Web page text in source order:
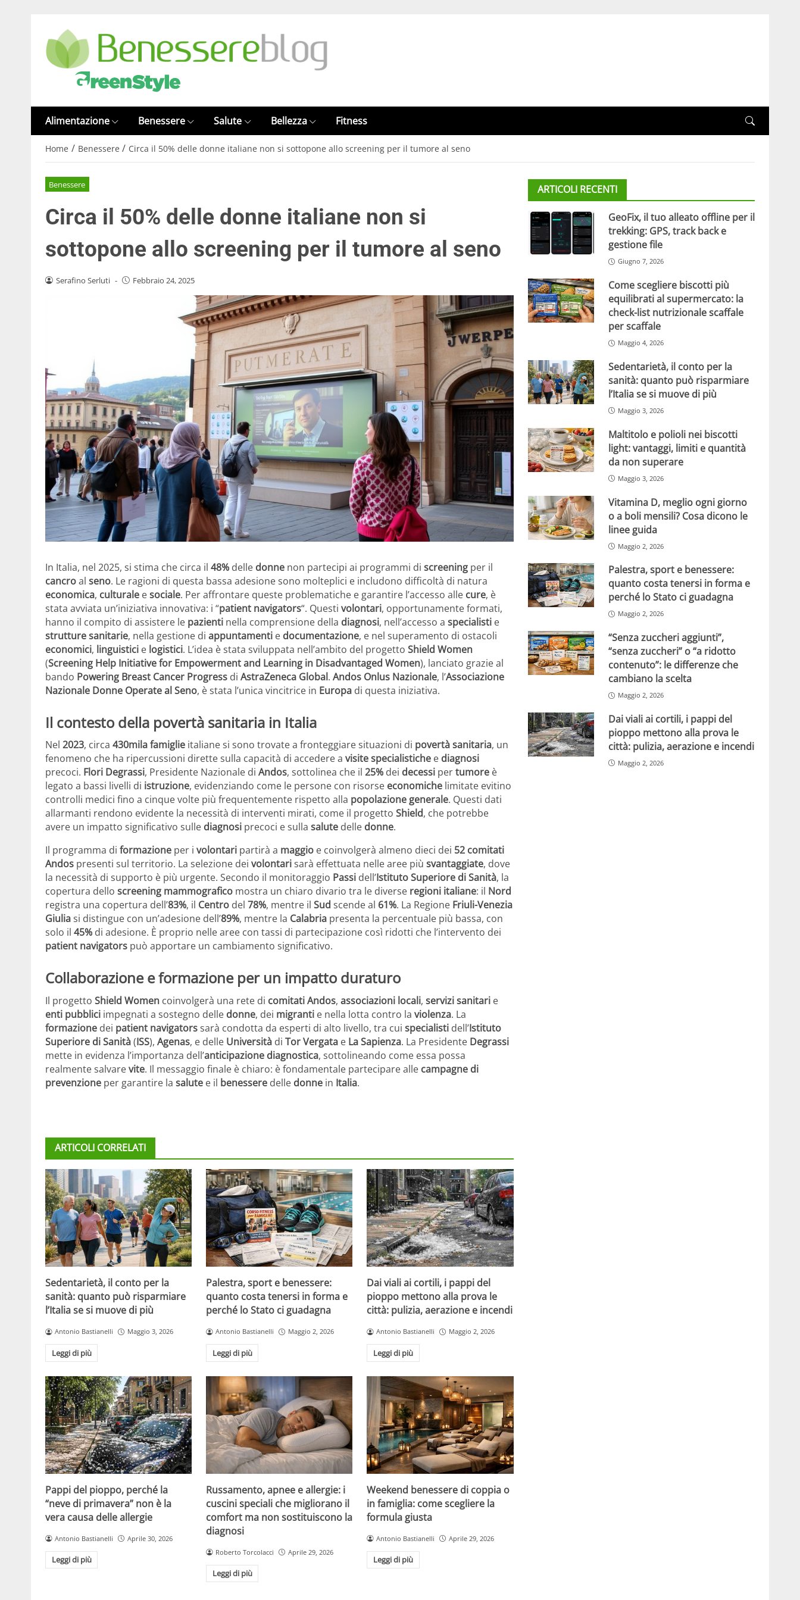
Alimentazione Benessere Salute Bellezza Fitness
Home / Benessere / Circa il 50% delle donne italiane non si sottopone allo screening per il tumore al seno
Benessere
Circa il 50% delle donne italiane non si
sottopone allo screening per il tumore al seno
Serafino Serluti - Febbraio 24, 2025
In Italia, nel 2025, si stima che circa il 48% delle donne non partecipi ai programmi di screening per il
cancroal seno. Le ragioni di questa bassa adesione sono molteplici e includono difficoltà di natura
economica, culturale esociale. Per affrontare queste problematiche e garantire l’accesso alle cure, è
stata avviata un’iniziativa innovativa: i “patient navigators“. Questi volontari, opportunamente formati,
hanno il compito di assistere le pazienti nella comprensione della diagnosi, nell’accesso a specialisti e
strutture sanitarie, nella gestione di appuntamenti e documentazione, e nel superamento di ostacoli
economici, linguistici e logistici. L’idea è stata sviluppata nell’ambito del progetto Shield Women
(Screening Help Initiative for Empowerment and Learning in Disadvantaged Women), lanciato grazie al
bando Powering Breast Cancer Progress di AstraZeneca Global. Andos Onlus Nazionale, l’Associazione
Nazionale Donne Operate al Seno, è stata l’unica vincitrice in Europa di questa iniziativa.
Il contesto della povertà sanitaria in Italia
Nel 2023, circa 430milafamiglie italiane si sono trovate a fronteggiare situazioni di povertà sanitaria, un
fenomeno che ha ripercussioni dirette sulla capacità di accedere a visite specialistiche e diagnosi
precoci. Flori Degrassi, Presidente Nazionale di Andos, sottolinea che il 25% dei decessi pertumore è
legato a bassi livelli di istruzione, evidenziando come le persone con risorse economiche limitate evitino
controlli medici fino a cinque volte più frequentemente rispetto alla popolazione generale. Questi dati
allarmanti rendono evidente la necessità di interventi mirati, come il progetto Shield, che potrebbe
avere un impatto significativo sulle diagnosi precoci e sulla salute delle donne.
Il programma di formazione per i volontari partirà a maggio e coinvolgerà almeno dieci dei 52 comitati
Andos presenti sul territorio. La selezione dei volontarisarà effettuata nelle aree più svantaggiate, dove
la necessità di supporto è più urgente. Secondo il monitoraggio Passi dell’Istituto Superiore di Sanità, la
copertura dello screening mammografico mostra un chiaro divario tra le diverse regioni italiane: il Nord
registra una copertura dell’83%, il Centro del 78%, mentre il Sud scende al 61%. La Regione Friuli-Venezia
Giuliasi distingue con un’adesione dell’89%, mentre la Calabria presenta la percentuale più bassa, con
solo il 45% di adesione. È proprio nelle aree con tassi di partecipazione così ridotti che l’intervento dei
patient navigators può apportare un cambiamento significativo.
Collaborazione e formazione per un impatto duraturo
Il progetto Shield Women coinvolgerà una rete di comitati Andos, associazioni locali, servizi sanitari e
enti pubblici impegnati a sostegno delle donne, dei migranti e nella lotta contro la violenza. La
formazione dei patient navigatorssarà condotta da esperti di alto livello, tra cui specialisti dell’Istituto
Superiore di Sanità(ISS), Agenas, e delle Università di Tor Vergata e La Sapienza. La Presidente Degrassi
mette in evidenza l’importanza dell’anticipazione diagnostica, sottolineando come essa possa
realmente salvarevite. Il messaggio finale è chiaro: è fondamentale partecipare alle campagne di
prevenzione per garantire la salute e il benessere delle donne in Italia.
ARTICOLI CORRELATI
Sedentarietà, il conto per la
sanità: quanto può risparmiare
l’Italia se si muove di più
Antonio Bastianelli Maggio 3, 2026
Leggi di più
Palestra, sport e benessere:
quanto costa tenersi in forma e
perché lo Stato ci guadagna
Antonio Bastianelli Maggio 2, 2026
Leggi di più
Dai viali ai cortili, i pappi del
pioppo mettono alla prova le
città: pulizia, aerazione e incendi
Antonio Bastianelli Maggio 2, 2026
Leggi di più
Pappi del pioppo, perché la
“neve di primavera” non è la
vera causa delle allergie
Antonio Bastianelli Aprile 30, 2026
Leggi di più
Russamento, apnee e allergie: i
cuscini speciali che migliorano il
comfort ma non sostituiscono la
diagnosi
Roberto Torcolacci Aprile 29, 2026
Leggi di più
Weekend benessere di coppia o
in famiglia: come scegliere la
formula giusta
Antonio Bastianelli Aprile 29, 2026
Leggi di più
ARTICOLI RECENTI
GeoFix, il tuo alleato offline per il
trekking: GPS, track back e
gestione file
Giugno 7, 2026
Come scegliere biscotti più
equilibrati al supermercato: la
check-list nutrizionale scaffale
per scaffale
Maggio 4, 2026
Sedentarietà, il conto per la
sanità: quanto può risparmiare
l’Italia se si muove di più
Maggio 3, 2026
Maltitolo e polioli nei biscotti
light: vantaggi, limiti e quantità
da non superare
Maggio 3, 2026
Vitamina D, meglio ogni giorno
o a boli mensili? Cosa dicono le
linee guida
Maggio 2, 2026
Palestra, sport e benessere:
quanto costa tenersi in forma e
perché lo Stato ci guadagna
Maggio 2, 2026
“Senza zuccheri aggiunti”,
“senza zuccheri” o “a ridotto
contenuto”: le differenze che
cambiano la scelta
Maggio 2, 2026
Dai viali ai cortili, i pappi del
pioppo mettono alla prova le
città: pulizia, aerazione e incendi
Maggio 2, 2026